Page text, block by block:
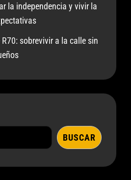
la independencia y vivir la
sobrevivir a la calle sin
BUSCAR